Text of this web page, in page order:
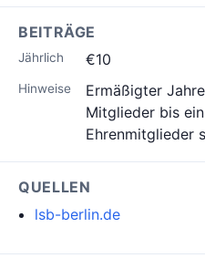
BEITRÄGE
Jährlich €10
Hinweise
Ermäßigter
Mitglieder bis
Ehrenmitglieder
QUELLEN
lsb-berlin.de